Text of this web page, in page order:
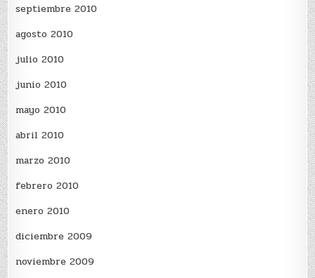
septiembre 2010
agosto 2010
julio 2010
junio 2010
mayo 2010
abril 2010
marzo 2010
febrero 2010
enero 2010
diciembre 2009
noviembre 2009